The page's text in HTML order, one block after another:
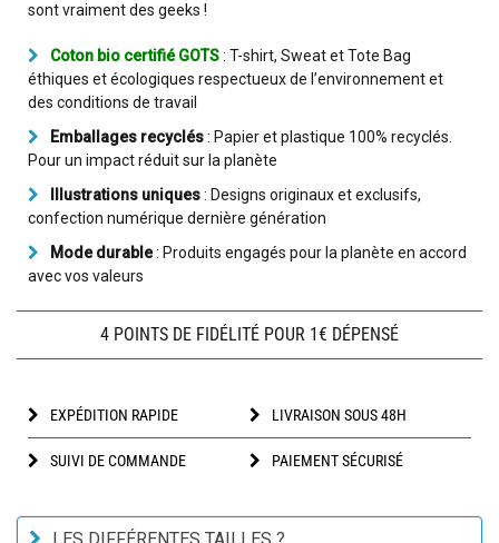
sont vraiment des geeks !
Coton bio certifié GOTS: T-shirt, Sweat et Tote Bag
éthiques et écologiques respectueux de l’environnement et
des conditions de travail
Emballages recyclés: Papier et plastique 100% recyclés.
Pour un impact réduit sur la planète
Illustrations uniques: Designs originaux et exclusifs,
confection numérique dernière génération
Mode durable: Produits engagés pour la planète en accord
avec vos valeurs
4 POINTS DE FIDÉLITÉ POUR 1€ DÉPENSÉ
EXPÉDITION RAPIDE LIVRAISON SOUS 48H
SUIVI DE COMMANDE PAIEMENT SÉCURISÉ